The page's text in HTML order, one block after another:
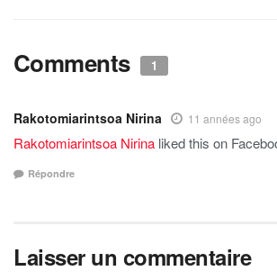
Comments 1
Rakotomiarintsoa Nirina 11 années ago
Rakotomiarintsoa Nirina liked this on
Répondre
Laisser un commentaire